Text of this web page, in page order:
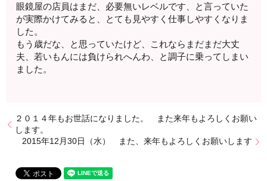
眼鏡屋の店員はまだ、必要無いレベルです、と言っていた
が実際かけてみると、とても見やすく仕事しやすくなりま
した。
もう歳だな、と思っていたけど、これならまだまだ大丈
夫、若いもんには負けられへんわ、と調子に乗ってしまい
ました。
２０１４年もお世話になりました。 また来年もよろしくお願い
します。
2015年12月30日（水） また、来年もよろしくお願いします